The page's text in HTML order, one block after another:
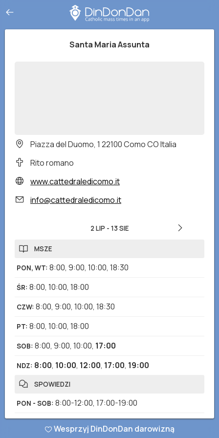
Santa Maria Assunta
Piazza del Duomo, 1 22100 Como CO Italia
Rito romano
www.cattedraledicomo.it
info@cattedraledicomo.it
2 LIP - 13 SIE
MSZE
PON, WT: 8:00, 9:00, 10:00, 18:30
ŚR: 8:00, 10:00, 18:00
CZW: 8:00, 9:00, 10:00, 18:30
PT: 8:00, 10:00, 18:00
SOB: 8:00, 9:00, 10:00, 17:00
NDZ: 8:00, 10:00, 12:00, 17:00, 19:00
SPOWIEDZI
PON - SOB: 8:00-12:00, 17:00-19:00
8:00-13:00,17:00-20:00
Wesprzyj DinDonDan darowizną